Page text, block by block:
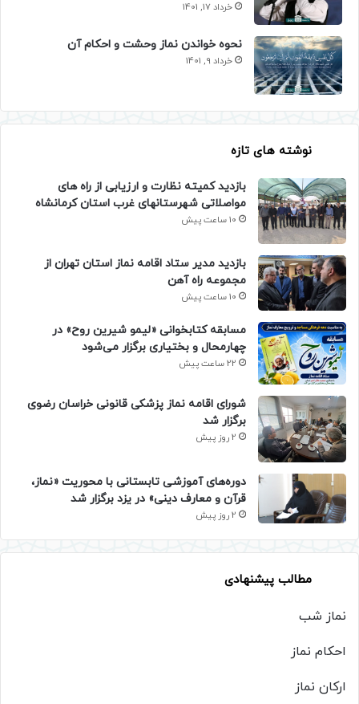
خرداد 17, 1401
نحوه خواندن نماز وحشت و احکام آن
خرداد 9, 1401
نوشته های تازه
بازدید کمیته نظارت و ارزیابی از راه های
مواصلاتی شهرستانهای غرب استان کرمانشاه
10 ساعت پیش
بازدید مدیر ستاد اقامه نماز استان تهران از
مجموعه راه آهن
10 ساعت پیش
مسابقه کتابخوانی «لیمو شیرین روح» در
چهارمحال و بختیاری برگزار می‌شود
22 ساعت پیش
شورای اقامه نماز پزشکی قانونی خراسان رضوی
برگزار شد
2 روز پیش
دوره‌های آموزشی تابستانی با محوریت «نماز،
قرآن و معارف دینی» در یزد برگزار شد
2 روز پیش
مطالب پیشنهادی
نماز شب
احکام نماز
ارکان نماز